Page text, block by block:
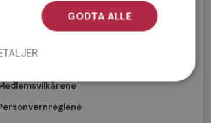
GODTA ALLE